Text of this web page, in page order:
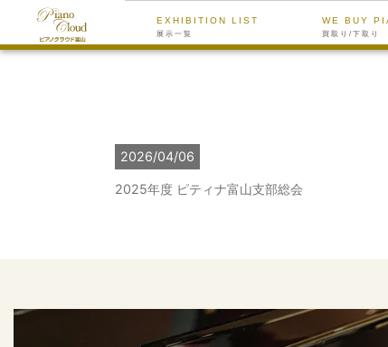
EXHIBITION LIST
展示一覧
WE BUY
買取り/下取り
2026/04/06
2025年度 ピティナ富山支部総会